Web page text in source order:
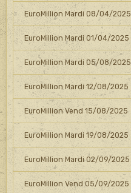
EuroMillion Mardi 08/04/2025
EuroMillion Mardi 01/04/2025
EuroMillion Mardi 05/08/2025
EuroMillion Mardi 12/08/2025
EuroMillion Vend 15/08/2025
EuroMillion Mardi 19/08/2025
EuroMillion Mardi 02/09/2025
EuroMillion Vend 05/09/2025